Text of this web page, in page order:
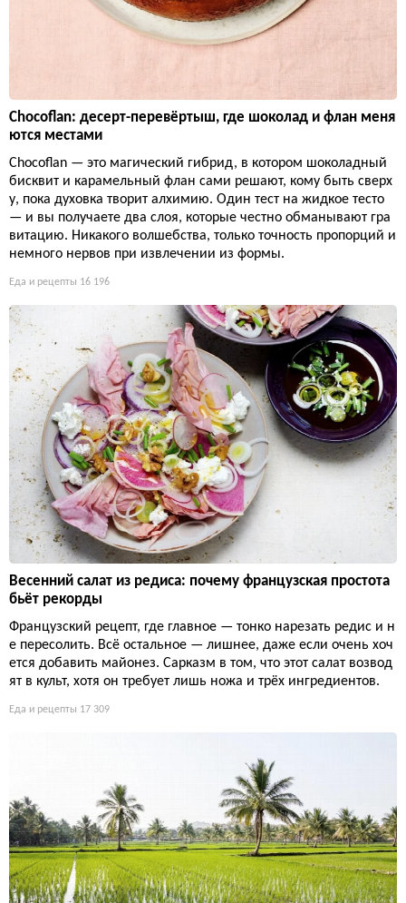
Chocoflan: десерт-перевёртыш, где шоколад и флан меня
ются местами
Chocoflan — это магический гибрид, в котором шоколадный
бисквит и карамельный флан сами решают, кому быть сверх
у, пока духовка творит алхимию. Один тест на жидкое тесто
— и вы получаете два слоя, которые честно обманывают гра
витацию. Никакого волшебства, только точность пропорций и
немного нервов при извлечении из формы.
Еда и рецепты 16 196
Весенний салат из редиса: почему французская простота
бьёт рекорды
Французский рецепт, где главное — тонко нарезать редис и н
е пересолить. Всё остальное — лишнее, даже если очень хоч
ется добавить майонез. Сарказм в том, что этот салат возвод
ят в культ, хотя он требует лишь ножа и трёх ингредиентов.
Еда и рецепты 17 309